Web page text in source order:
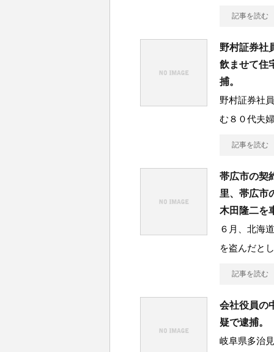
記事を読む
野村証券社
飲ませて住
捕。
野村証券社
む８０代夫
記事を読む
帯広市の契
里、帯広市
木田隆二を
６月、北海
を盗んだと
記事を読む
会社役員の
疑で逮捕。
岐阜県多治